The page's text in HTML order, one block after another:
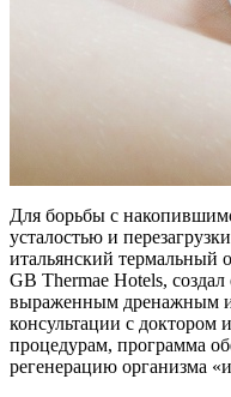
Для борьбы с
усталостью и
итальянский термальный
GB Thermae Hotels,
выраженным дренажным и
консультации с
процедурам, программа
регенерацию организма